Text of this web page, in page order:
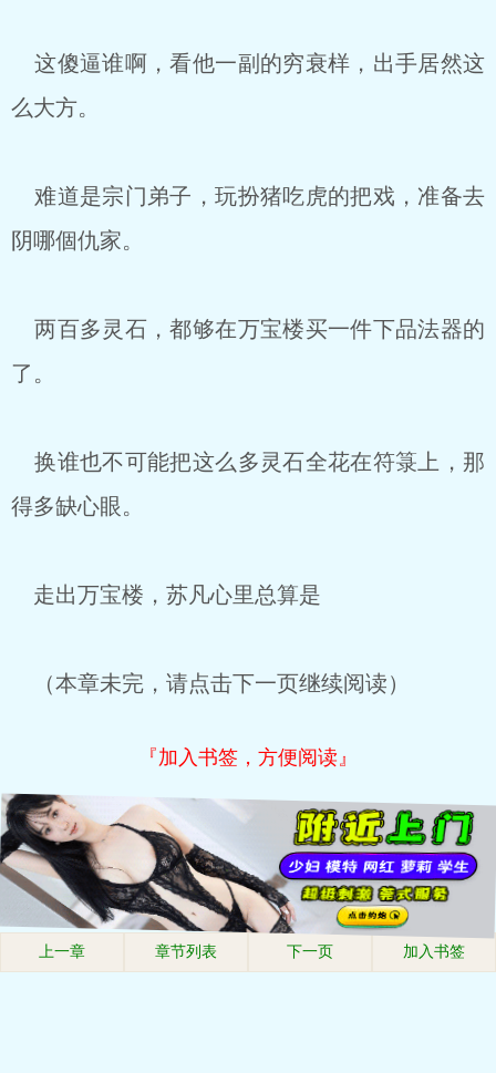
这傻逼谁啊，看他一副的穷衰样，出手居然这
么大方。
难道是宗门弟子，玩扮猪吃虎的把戏，准备去
阴哪個仇家。
两百多灵石，都够在万宝楼买一件下品法器的
了。
换谁也不可能把这么多灵石全花在符箓上，那
得多缺心眼。
走出万宝楼，苏凡心里总算是
（本章未完，请点击下一页继续阅读）
『加入书签，方便阅读』
上一章 章节列表 下一页 加入书签